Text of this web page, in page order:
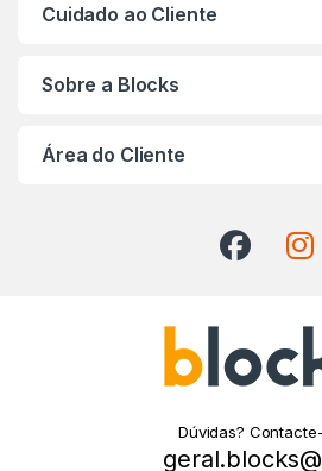
Cuidado ao Cliente
Sobre a Blocks
Área do Cliente
Dúvidas?